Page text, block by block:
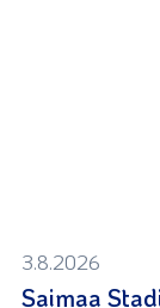
3.8.2026
Saimaa